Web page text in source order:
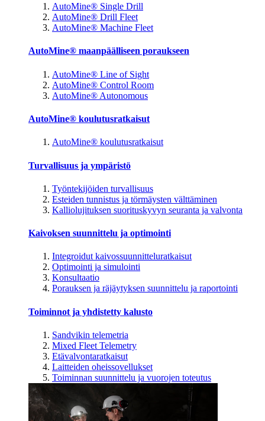
AutoMine® Single Drill
AutoMine® Drill Fleet
AutoMine® Machine Fleet
AutoMine® maanpäälliseen poraukseen
AutoMine® Line of Sight
AutoMine® Control Room
AutoMine® Autonomous
AutoMine® koulutusratkaisut
AutoMine® koulutusratkaisut
Turvallisuus ja ympäristö
Työntekijöiden turvallisuus
Esteiden tunnistus ja törmäysten välttäminen
Kalliolujituksen suorituskyvyn seuranta ja valvonta
Kaivoksen suunnittelu ja optimointi
Integroidut kaivossuunnitteluratkaisut
Optimointi ja simulointi
Konsultaatio
Porauksen ja räjäytyksen suunnittelu ja raportointi
Toiminnot ja yhdistetty kalusto
Sandvikin telemetria
Mixed Fleet Telemetry
Etävalvontaratkaisut
Laitteiden oheissovellukset
Toiminnan suunnittelu ja vuorojen toteutus